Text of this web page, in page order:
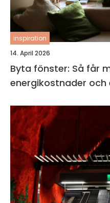
inspiration
14. April 2026
Byta fönster: Så får
energikostnader